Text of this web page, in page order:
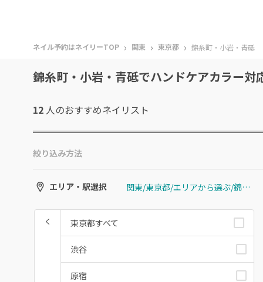
ネイル予約はネイリーTOP › 関東 › 東京都 › 錦糸町・小岩・青砥
錦糸町・小岩・青砥でハンドケアカラー対
12 人のおすすめネイリスト
絞り込み方法
エリア・駅選択 関東/東京都/エリアから選ぶ/錦糸町・小岩・青砥
東京都すべて
渋谷
原宿